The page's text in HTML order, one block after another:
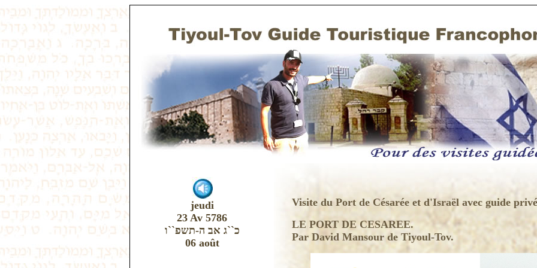
jeudi
23 Av 5786
כ``ג אב ה-תשפ``ו
06 août
Visite du Port de Césarée et d'Israël avec guide
LE PORT DE CESAREE.
Par David Mansour de Tiyoul-Tov.